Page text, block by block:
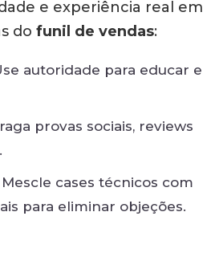
e experiência real em
do funil de vendas:
autoridade para educar e
provas sociais, reviews
cases técnicos com
para eliminar objeções.